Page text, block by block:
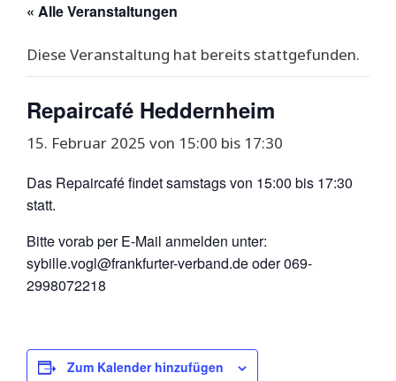
« Alle Veranstaltungen
Diese Veranstaltung hat bereits stattgefunden.
Repaircafé Heddernheim
15. Februar 2025 von 15:00 bis 17:30
Das Repaircafé findet samstags von 15:00 bis 17:30
statt.
Bitte vorab per E-Mail anmelden unter:
sybille.vogl@frankfurter-verband.de oder 069-
2998072218
Zum Kalender hinzufügen